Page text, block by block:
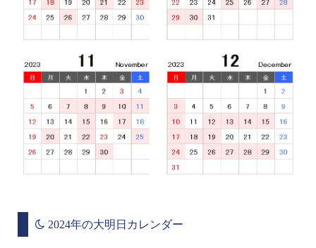
2024年の大明日カレンダー